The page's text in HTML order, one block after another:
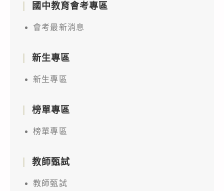
國中教育會考專區
會考最新消息
新生專區
新生專區
榜單專區
榜單專區
教師甄試
教師甄試